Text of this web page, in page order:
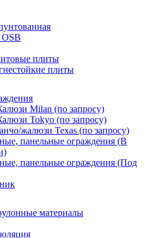
плиты
плиты
Milan (по запросу)
Tokyo (по запросу)
жалюзи Texas (по запросу)
панельные ограждения (В
панельные ограждения (Под
материалы